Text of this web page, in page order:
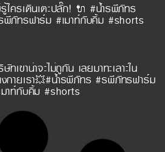
รู้ใครเดินเตะปลั๊ก! 🔌 #น้ำรพีภัทร
พีภัทรฟาร์ม #เมาท์กับคิ้ม #shorts
ทเขาน่าจะไม่ถูกัน เลยมาทะเลาะใน
งกายเรา💥#น้ำรพีภัทร #รพีภัทรฟาร์ม
มาท์กับคิ้ม #shorts